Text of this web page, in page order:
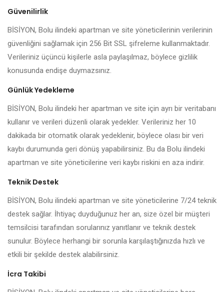
Güvenilirlik
BİSİYON, Bolu ilindeki apartman ve site yöneticilerinin verilerinin
güvenliğini sağlamak için 256 Bit SSL şifreleme kullanmaktadır.
Verileriniz üçüncü kişilerle asla paylaşılmaz, böylece gizlilik
konusunda endişe duymazsınız.
Günlük Yedekleme
BİSİYON, Bolu ilindeki her apartman ve site için ayrı bir veritabanı
kullanır ve verileri düzenli olarak yedekler. Verileriniz her 10
dakikada bir otomatik olarak yedeklenir, böylece olası bir veri
kaybı durumunda geri dönüş yapabilirsiniz. Bu da Bolu ilindeki
apartman ve site yöneticilerine veri kaybı riskini en aza indirir.
Teknik Destek
BİSİYON, Bolu ilindeki apartman ve site yöneticilerine 7/24 teknik
destek sağlar. İhtiyaç duyduğunuz her an, size özel bir müşteri
temsilcisi tarafından sorularınız yanıtlanır ve teknik destek
sunulur. Böylece herhangi bir sorunla karşılaştığınızda hızlı ve
etkili bir şekilde destek alabilirsiniz.
İcra Takibi